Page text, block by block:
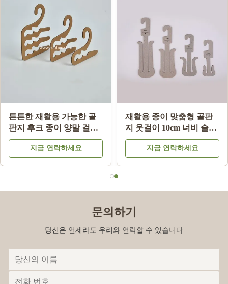
ISO9001 FSC SGS 인증 골
판지 속옷 옷걸이, 소매 디
스플레이용 100% 재활용
종이 사용지금 연락하세요
튼튼한 재활용 가능한 골
판지 후크 종이 양말 걸이
2.0mm~3.5mm 두께
지금 연락하세요
문의하기
당신은 언제라도 우리와 연락할 수 있습니다